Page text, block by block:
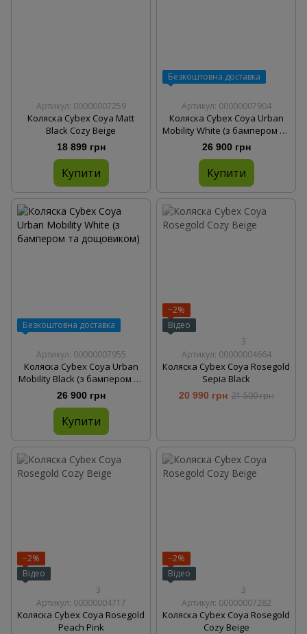
Артикул: 00000007259
Коляска Cybex Coya Matt
Black Cozy Beige
18 899 грн
Купити
Безкоштовна доставка
Артикул: 00000007904
Коляска Cybex Coya Urban
Mobility White (з бампером та
дощовиком)
26 900 грн
Купити
Безкоштовна доставка
Артикул: 00000007955
Коляска Cybex Coya Urban
Mobility Black (з бампером та
дощовиком)
26 900 грн
Купити
−2%
Відео
3
Артикул: 00000004664
Коляска Cybex Coya Rosegold
Sepia Black
20 990 грн 21 500 грн
−2%
Відео
3
Артикул: 00000004717
Коляска Cybex Coya Rosegold
Peach Pink
−2%
Відео
3
Артикул: 00000007282
Коляска Cybex Coya Rosegold
Cozy Beige